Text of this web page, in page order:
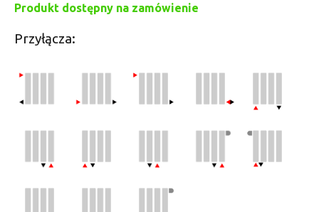
Produkt dostępny na zamówienie
Przyłącza: